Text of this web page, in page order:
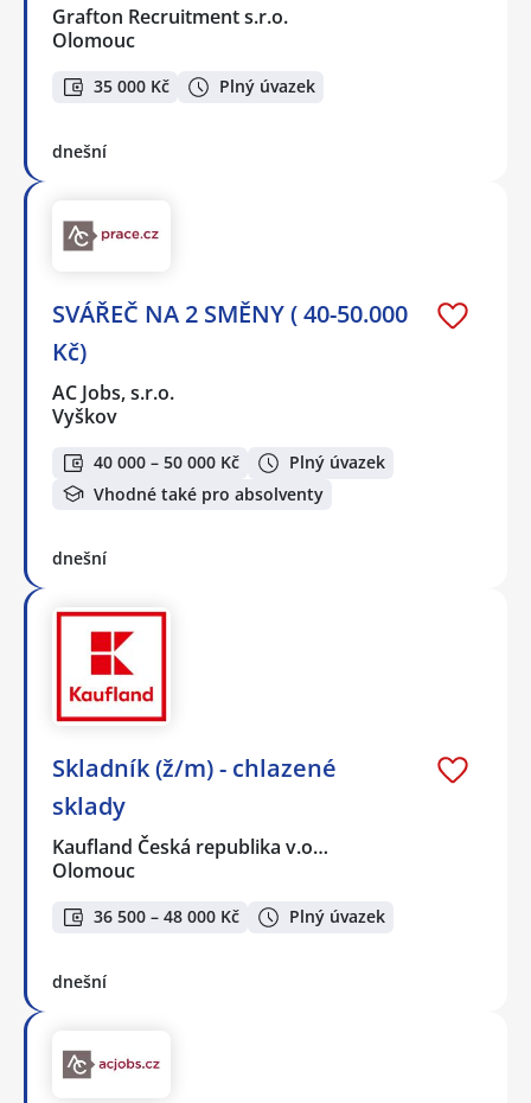
Grafton Recruitment s.r.o.
Olomouc
35 000 Kč Plný úvazek
dnešní
SVÁŘEČ NA 2 SMĚNY ( 40-50.000
Kč)
AC Jobs, s.r.o.
Vyškov
40 000 – 50 000 Kč
Plný úvazek
Vhodné také pro absolventy
dnešní
Skladník (ž/m) - chlazené
sklady
Kaufland Česká republika v.o…
Olomouc
36 500 – 48 000 Kč Plný úvazek
dnešní